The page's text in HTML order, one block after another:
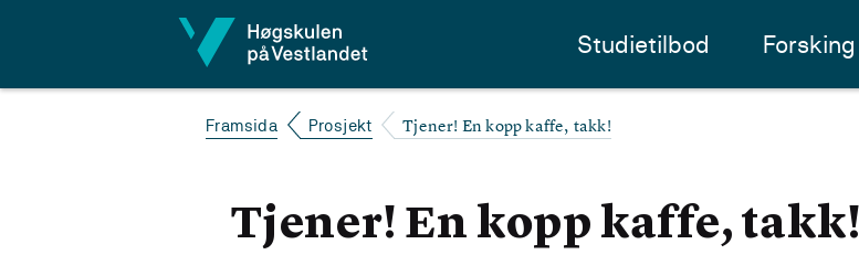
Studietilbod Forsking
Framsida Prosjekt Tjener! En kopp kaffe, takk!
Tjener! En kopp kaffe, takk!